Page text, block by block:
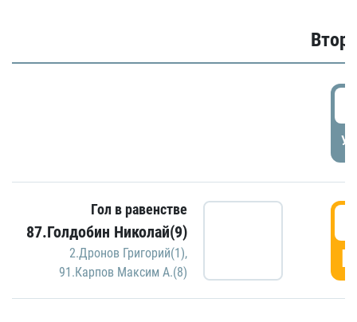
Гол в равенстве
87.Голдобин Николай(9)
2.Дронов Григорий(1),
91.Карпов Максим А.(8)